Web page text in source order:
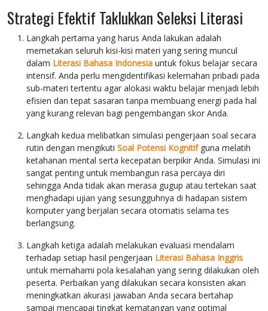
Strategi Efektif Taklukkan Seleksi Literasi
Langkah pertama yang harus Anda lakukan adalah
memetakan seluruh kisi-kisi materi yang sering muncul
dalam Literasi Bahasa Indonesia untuk fokus belajar secara
intensif. Anda perlu mengidentifikasi kelemahan pribadi pada
sub-materi tertentu agar alokasi waktu belajar menjadi lebih
efisien dan tepat sasaran tanpa membuang energi pada hal
yang kurang relevan bagi pengembangan skor Anda.
Langkah kedua melibatkan simulasi pengerjaan soal secara
rutin dengan mengikuti Soal Potensi Kognitifguna melatih
ketahanan mental serta kecepatan berpikir Anda. Simulasi ini
sangat penting untuk membangun rasa percaya diri
sehingga Anda tidak akan merasa gugup atau tertekan saat
menghadapi ujian yang sesungguhnya di hadapan sistem
komputer yang berjalan secara otomatis selama tes
berlangsung.
Langkah ketiga adalah melakukan evaluasi mendalam
terhadap setiap hasil pengerjaan Literasi Bahasa Inggris
untuk memahami pola kesalahan yang sering dilakukan oleh
peserta. Perbaikan yang dilakukan secara konsisten akan
meningkatkan akurasi jawaban Anda secara bertahap
sampai mencapai tingkat kematangan yang optimal